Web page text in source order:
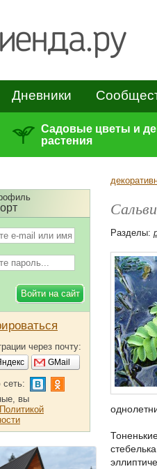
Дневники
Садовые цветы и
растения
Разделы:
через почту:
GMail
вы
Политикой